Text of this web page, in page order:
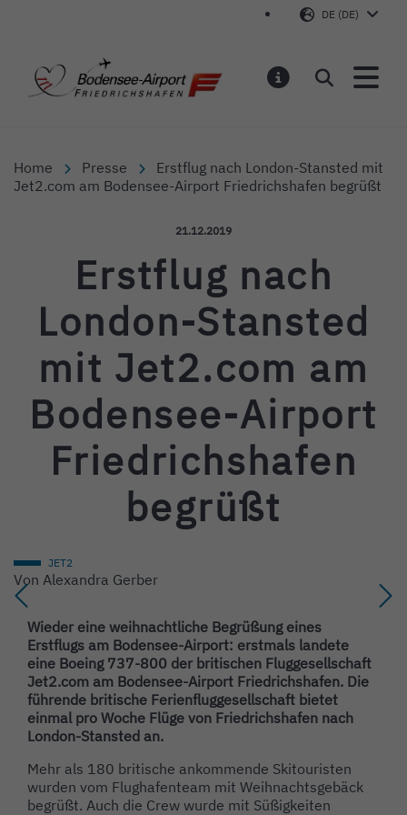
DE (DE)
Bodensee-Airport
Suchen
Home Presse
Erstflug nach London-Stansted mit
Jet2.com am Bodensee-Airport Friedrichshafen begrüßt
Veröffentlicht am:
21.12.2019
Erstflug nach
London-Stansted
mit Jet2.com am
Bodensee-Airport
Friedrichshafen
begrüßt
JET2
Von Alexandra Gerber
Wieder eine weihnachtliche Begrüßung eines
Erstflugs am Bodensee-Airport: erstmals landete
eine Boeing 737-800 der britischen Fluggesellschaft
Jet2.com am Bodensee-Airport Friedrichshafen. Die
führende britische Ferienfluggesellschaft bietet
einmal pro Woche Flüge von Friedrichshafen nach
London-Stansted an.
Mehr als 180 britische ankommende Skitouristen
wurden vom Flughafenteam mit Weihnachtsgebäck
begrüßt. Auch die Crew wurde mit Süßigkeiten